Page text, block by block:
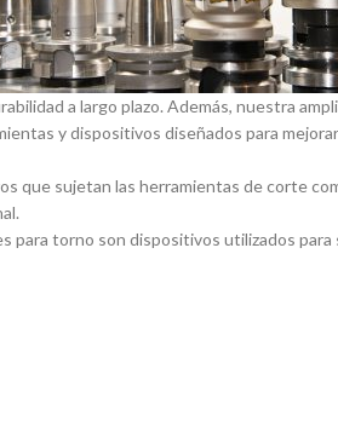
a largo plazo. Además, nuestra
y dispositivos diseñados para
que sujetan las herramientas de corte
para torno son dispositivos utilizados